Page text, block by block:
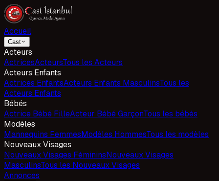
Accueil
Cast
Acteurs
ActricesActeursTous les Acteurs
Acteurs Enfants
Actrices EnfantsActeurs Enfants MasculinsTous les
Acteurs Enfants
Bébés
Actrice Bébé FilleActeur Bébé GarçonTous les bébés
Modèles
Mannequins FemmesModèles HommesTous les modèles
Nouveaux Visages
Nouveaux Visages FémininsNouveaux Visages
MasculinsTous les Nouveaux Visages
Annonces